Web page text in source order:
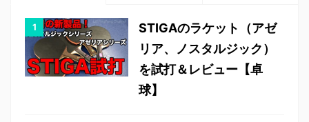
STIGAのラケット（アゼ
リア、ノスタルジック）
を試打＆レビュー【卓
球】